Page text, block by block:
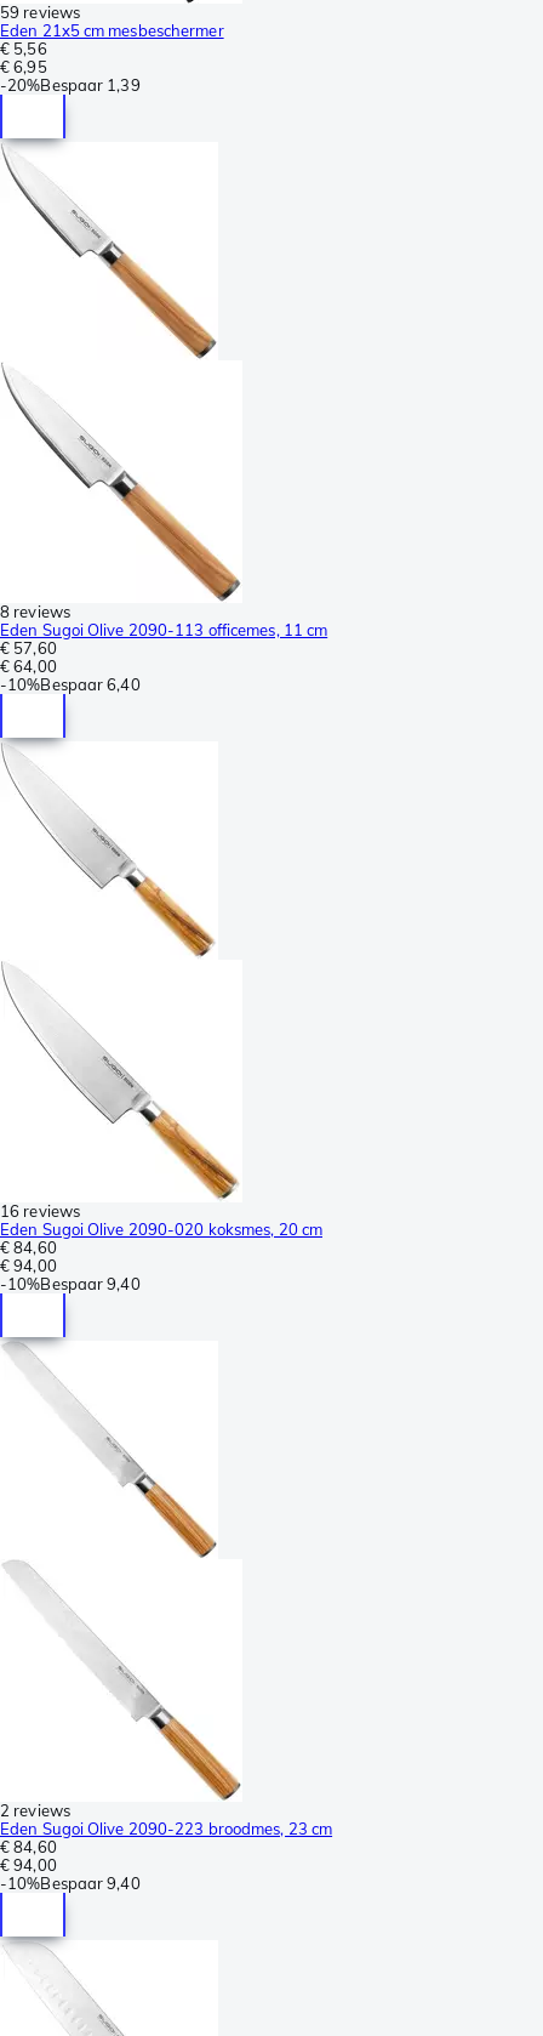
59 reviews
Eden 21x5 cm mesbeschermer
€ 5,56
€ 6,95
-20%Bespaar 1,39
8 reviews
Eden Sugoi Olive 2090-113 officemes, 11 cm
€ 57,60
€ 64,00
-10%Bespaar 6,40
16 reviews
Eden Sugoi Olive 2090-020 koksmes, 20 cm
€ 84,60
€ 94,00
-10%Bespaar 9,40
2 reviews
Eden Sugoi Olive 2090-223 broodmes, 23 cm
€ 84,60
€ 94,00
-10%Bespaar 9,40